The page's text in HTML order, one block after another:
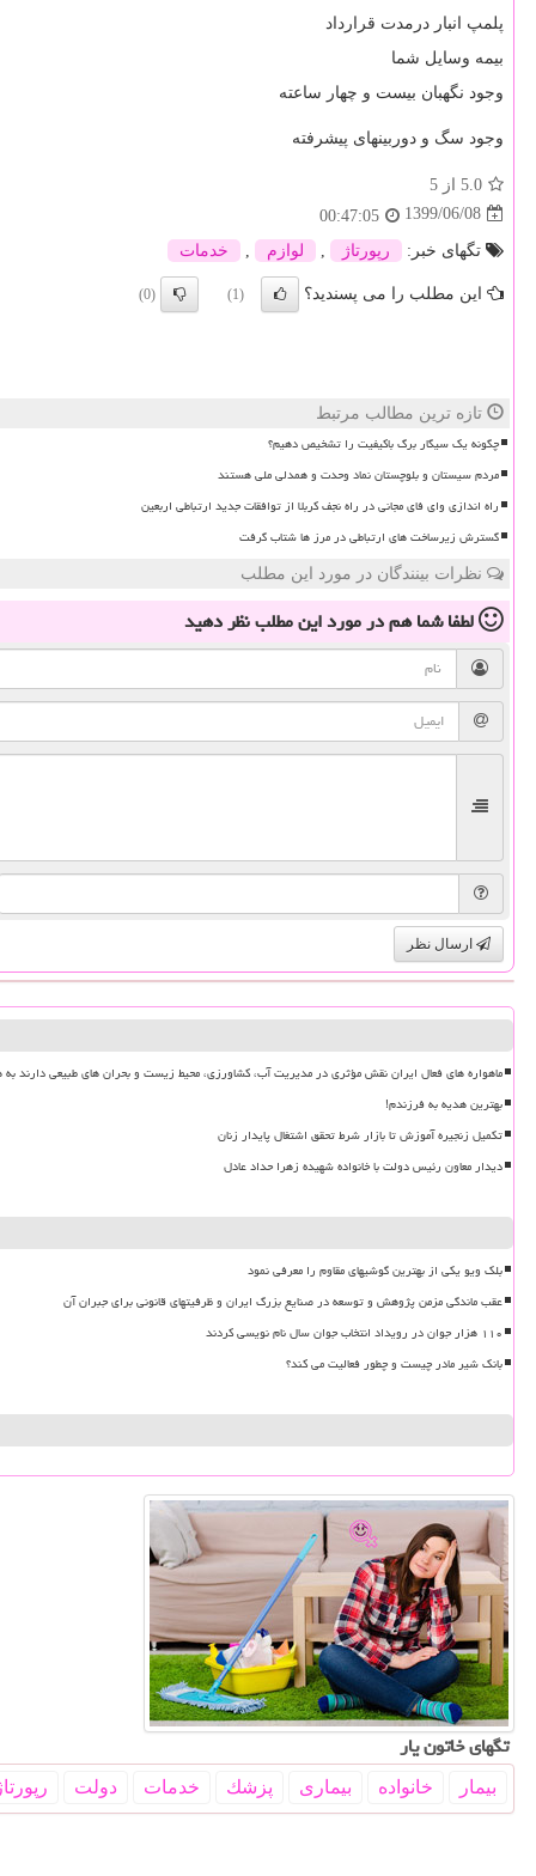
پلمپ انبار درمدت قرارداد
بیمه وسایل شما
وجود نگهبان بیست و چهار ساعته
وجود سگ و دوربینهای پیشرفته
5.0 از 5
1399/06/08
00:47:05
تگهای خبر:
رپورتاژ لوازم خدمات
این مطلب را می پسندید؟ (1)
(0)
تازه ترین مطالب مرتبط
چگونه یک سیگار برگ باکیفیت را تشخیص دهیم؟
مردم سیستان و بلوچستان نماد وحدت و همدلی ملی هستند
راه اندازی وای فای مجانی در راه نجف کربلا از توافقات جدید ارتباطی اربعین
گسترش زیرساخت های ارتباطی در مرز ها شتاب گرفت
نظرات بینندگان در مورد این مطلب
لطفا شما همدر مورد این مطلبنظر دهید
ارسال نظر
ماهواره های فعال ایران نقش مؤثری در مدیریت آب، کشاورزی، محیط زیست و بحران های طبیعی دارند به
بهترین هدیه به فرزندم!
تکمیل زنجیره آموزش تا بازار شرط تحقق اشتغال پایدار زنان
دیدار معاون رئیس دولت با خانواده شهیده زهرا حداد عادل
بلک ویو یکی از بهترین گوشیهای مقاوم را معرفی نمود
عقب ماندگی مزمن پژوهش و توسعه در صنایع بزرگ ایران و ظرفیتهای قانونی برای جبران آن
۱۱۰ هزار جوان در رویداد انتخاب جوان سال نام نویسی کردند
بانک شیر مادر چیست و چطور فعالیت می کند؟
تگهای خاتون یار
بیمار خانواده بیماری پزشك خدمات دولت